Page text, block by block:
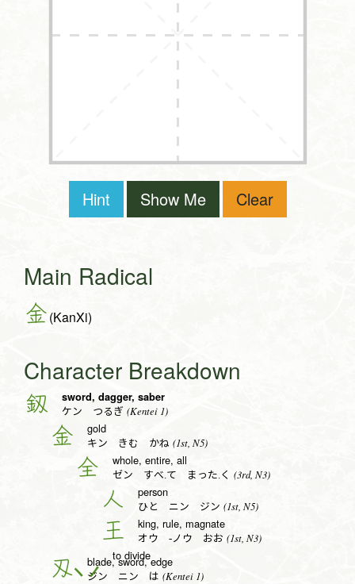
Hint Show Me Clear
Main Radical
金(KanXi)
Character Breakdown
釼 sword, dagger, saber
ケン つるぎ (Kentei 1)
金 gold
キン きむ かね (1st, N5)
全 whole, entire, all
ゼン すべ.て まった.く (3rd, N3)
人 person
ひと ニン ジン (1st, N5)
王 king, rule, magnate
オウ -ノウ おお (1st, N3)
to divide
刄 blade, sword, edge
ジン ニン は (Kentei 1)